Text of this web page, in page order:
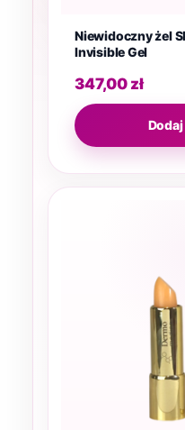
Niewidoczny żel
Invisible Gel
347,00 zł